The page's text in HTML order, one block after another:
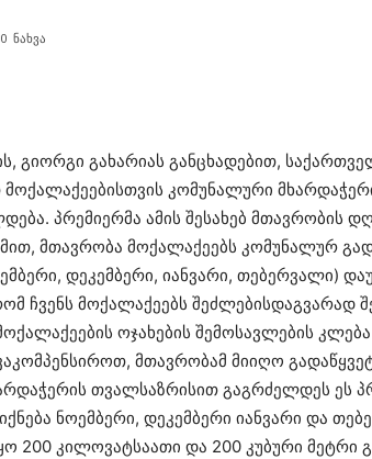
ნახვა
გიორგი გახარიას განცხადებით,
კომუნალური
პრემიერმა ამის შესახებ მთავრობის
მთავრობა მოქალაქეებს კომუნალურ
დეკემბერი, იანვარი, თებერვალი)
ჩვენს მოქალაქეებს შეძლებისდაგვარად
ოჯახების შემოსავლების
მთავრობამ მიიღო
თვალსაზრისით გაგრძელდეს ეს
ნოემბერი, დეკემბერი იანვარი და
200 კილოვატსაათი და 200 კუბური მეტრი